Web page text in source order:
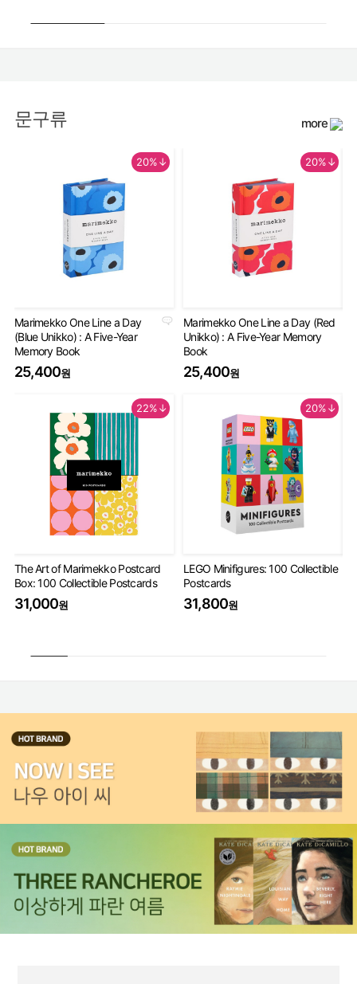
문구류 more
20%↓
Marimekko One Line a Day
(Blue Unikko) : A Five-Year
Memory Book
25,400원
20%↓
Marimekko One Line a Day (Red
Unikko) : A Five-Year Memory
Book
25,400원
22%↓
The Art of Marimekko Postcard
Box: 100 Collectible Postcards
31,000원
20%↓
LEGO Minifigures: 100 Collectible
Postcards
31,800원